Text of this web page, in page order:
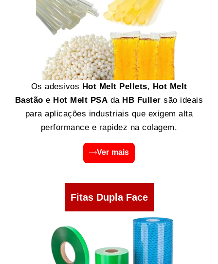
Os adesivos Hot Melt Pellets, Hot Melt
Bastão e Hot Melt PSA da HB Fuller são ideais
para aplicações industriais que exigem alta
performance e rapidez na colagem.
Ver mais
Fitas Dupla Face